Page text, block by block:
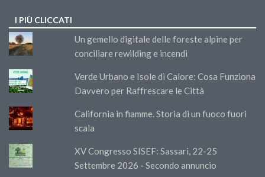
I PIÙ CLICCATI
Un gemello digitale delle foreste alpine per
conciliare rewilding e incendi
Verde Urbano e Isole di Calore: Cosa Funziona
Davvero per Raffrescare le Città
California in fiamme. Storia di un fuoco fuori
scala
XV Congresso SISEF: Sassari, 22-25
Settembre 2026 - Secondo annuncio